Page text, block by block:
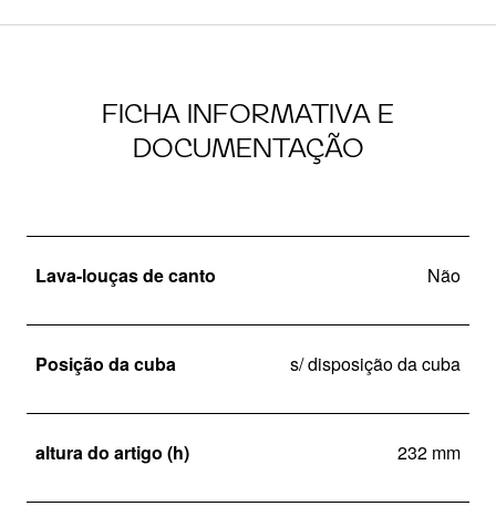
FICHA INFORMATIVA E
DOCUMENTAÇÃO
Lava-louças de canto Não
Posição da cuba s/ disposição da cuba
altura do artigo (h) 232 mm